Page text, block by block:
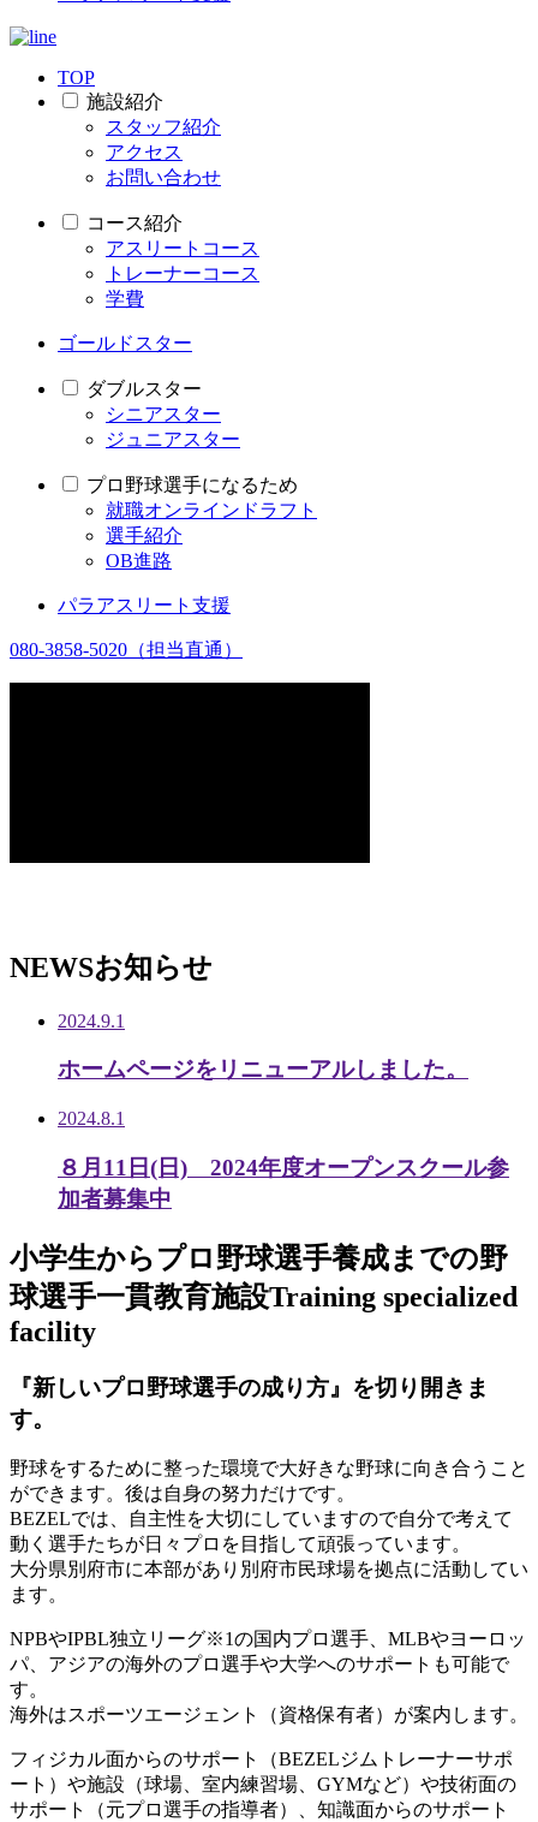
TOP
施設紹介
スタッフ紹介
アクセス
お問い合わせ
コース紹介
アスリートコース
トレーナーコース
学費
ゴールドスター
ダブルスター
シニアスター
ジュニアスター
プロ野球選手になるため
就職オンラインドラフト
選手紹介
OB進路
パラアスリート支援
080-3858-5020 （担当直通）
NEWSお知らせ
2024.9.1
ホームページをリニューアルしました。
2024.8.1
８月11日(日) 2024年度オープンスクール参
加者募集中
小学生からプロ野球選手養成までの野
球選手一貫教育施設Training specialized
facility
『新しいプロ野球選手の成り方』を切り開きま
す。
野球をするために整った環境で大好きな野球に向き合うこと
ができます。後は自身の努力だけです。
BEZELでは、自主性を大切にしていますので自分で考えて
動く選手たちが日々プロを目指して頑張っています。
大分県別府市に本部があり別府市民球場を拠点に活動してい
ます。
NPBやIPBL独立リーグ※1の国内プロ選手、MLBやヨーロッ
パ、アジアの海外のプロ選手や大学へのサポートも可能で
す。
海外はスポーツエージェント（資格保有者）が案内します。
フィジカル面からのサポート（BEZELジムトレーナーサポ
ート）や施設（球場、室内練習場、GYMなど）や技術面の
サポート（元プロ選手の指導者）、知識面からのサポート